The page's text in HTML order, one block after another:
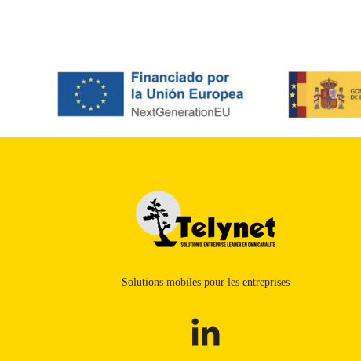
Solutions mobiles pour les entreprises